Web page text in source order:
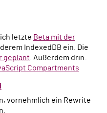
letzte Beta mit der
IndexedDB ein. Die
geplant . Außerdem drin:
Compartments